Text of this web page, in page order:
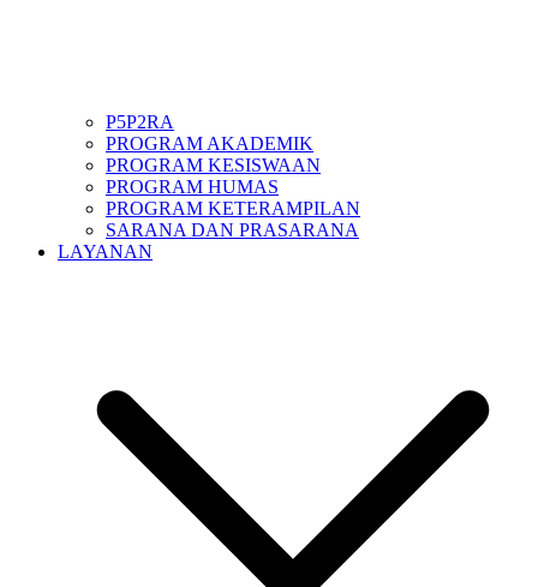
P5P2RA
PROGRAM AKADEMIK
PROGRAM KESISWAAN
PROGRAM HUMAS
PROGRAM KETERAMPILAN
SARANA DAN PRASARANA
LAYANAN